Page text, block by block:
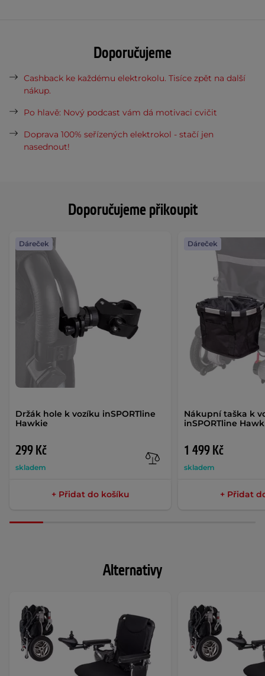
Doporučujeme přikoupit
Držák hole k vozíku inSPORTline
Hawkie
299 Kč
skladem
Dáreček
+ Přidat do košíku
Nákupní taška k
inSPORTline
1 499 Kč
skladem
Dáreček
+ Přidat
Doporučujeme
Cashback ke každému elektrokolu. Tisíce zpět na další
nákup.
Po hlavě: Nový podcast vám dá motivaci cvičit
Doprava 100% seřízených elektrokol - stačí jen
nasednout!
Alternativy